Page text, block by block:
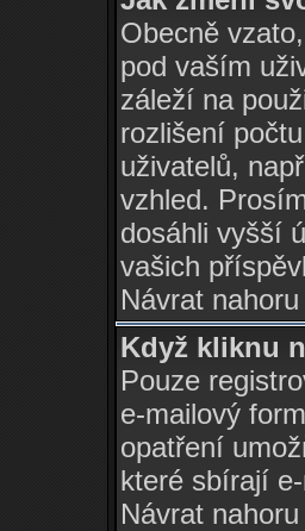
Obecně
pod vaším
záleží na
rozlišení
uživatelů,
vzhled.
dosáhli vyšší
vašich
Návrat nahoru
Když kliknu
Pouze
e-mailový
opatření
které sbírají
Návrat nahoru